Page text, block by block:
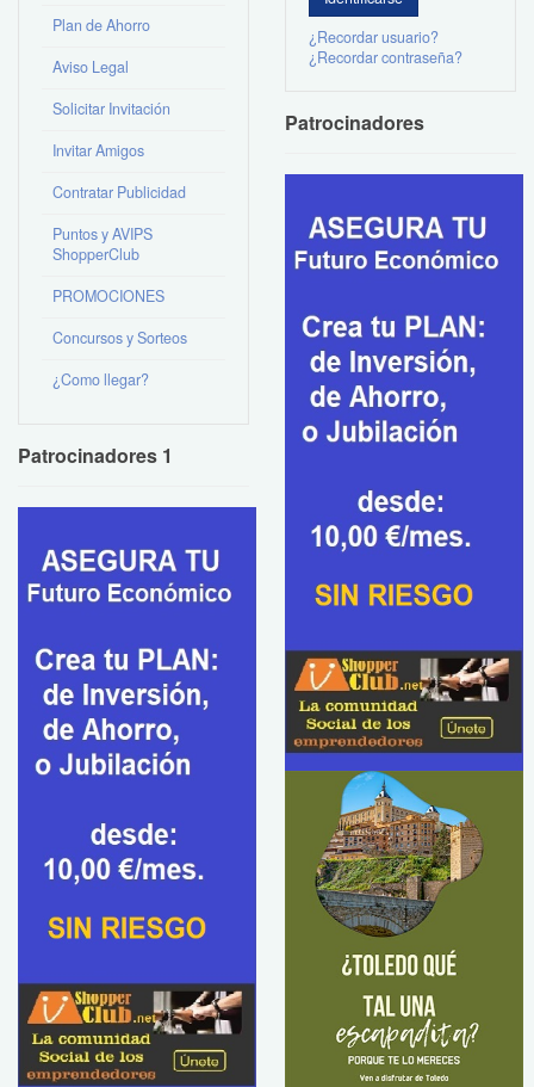
Plan de Ahorro
Aviso Legal
Solicitar Invitación
Invitar Amigos
Contratar Publicidad
Puntos y AVIPS
ShopperClub
PROMOCIONES
Concursos y Sorteos
¿Como llegar?
Patrocinadores 1
¿Recordar usuario?
¿Recordar contraseña?
Patrocinadores